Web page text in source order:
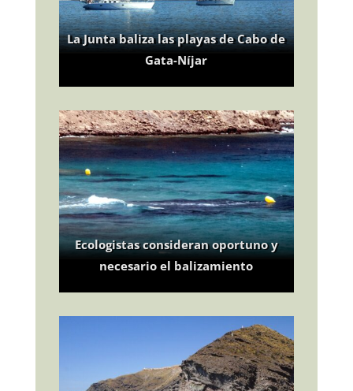
La Junta baliza las playas de Cabo de
Gata-Níjar
Ecologistas consideran oportuno y
necesario el balizamiento